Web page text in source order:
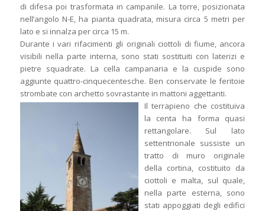
di difesa poi trasformata in campanile. La torre, posizionata
nell’angolo N-E, ha pianta quadrata, misura circa 5 metri per
lato e si innalza per circa 15 m.
Durante i vari rifacimenti gli originali ciottoli di fiume, ancora
visibili nella parte interna, sono stati sostituiti con laterizi e
pietre squadrate. La cella campanaria e la cuspide sono
aggiunte quattro-cinquecentesche. Ben conservate le feritoie
strombate con archetto sovrastante in mattoni aggettanti.
Il terrapieno che costituiva
la centa ha forma quasi
rettangolare. Sul lato
settentrionale sussiste un
tratto di muro originale
della cortina, costituito da
ciottoli e malta, sul quale,
nella parte esterna, sono
stati appoggiati degli edifici